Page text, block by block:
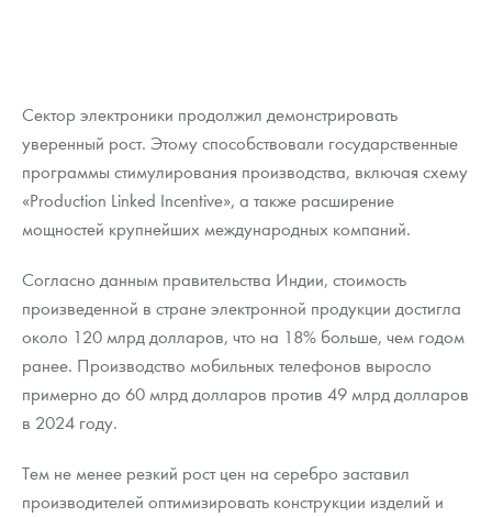
Сектор электроники продолжил демонстрировать
уверенный рост. Этому способствовали государственные
программы стимулирования производства, включая схему
«Production Linked Incentive», а также расширение
мощностей крупнейших международных компаний.
Согласно данным правительства Индии, стоимость
произведенной в стране электронной продукции достигла
около 120 млрд долларов, что на 18% больше, чем годом
ранее. Производство мобильных телефонов выросло
примерно до 60 млрд долларов против 49 млрд долларов
в 2024 году.
Тем не менее резкий рост цен на серебро заставил
производителей оптимизировать конструкции изделий и